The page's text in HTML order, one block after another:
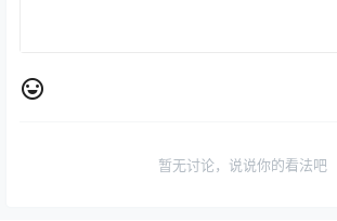
暂无讨论，说说你的看法吧